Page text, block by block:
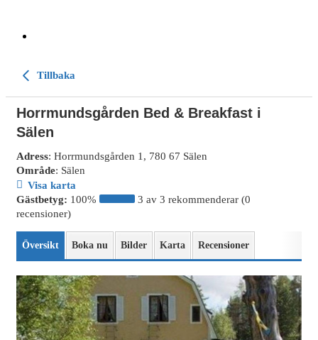
Tillbaka
Horrmundsgården Bed & Breakfast i
Sälen
Adress: Horrmundsgården 1, 780 67 Sälen
Område: Sälen
Visa karta
Gästbetyg: 100%
3 av 3 rekommenderar (0
recensioner)
Översikt Boka nu Bilder Karta Recensioner